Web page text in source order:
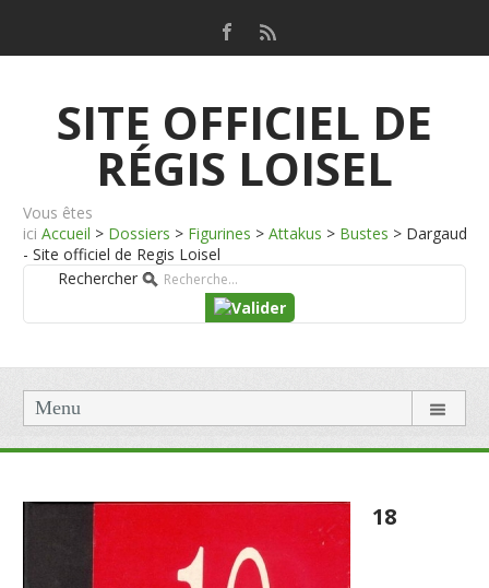
SITE OFFICIEL DE
RÉGIS LOISEL
Vous êtes
ici Accueil > Dossiers > Figurines > Attakus > Bustes > Dargaud
- Site officiel de Regis Loisel
Rechercher
Menu
18